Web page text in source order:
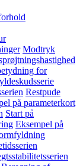
Modtryk
for
Restpude
på parameterkort
Start på
Eksempel på